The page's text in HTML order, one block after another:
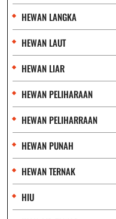
HEWAN LANGKA
HEWAN LAUT
HEWAN LIAR
HEWAN PELIHARAAN
HEWAN PELIHARRAAN
HEWAN PUNAH
HEWAN TERNAK
HIU